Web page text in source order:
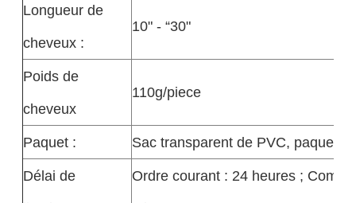
Longueur de
cheveux :
10" - “30"
Poids de
cheveux
110g/piece
Paquet :
Sac transparent de PVC, paquet
Délai de
Ordre courant : 24 heures ;